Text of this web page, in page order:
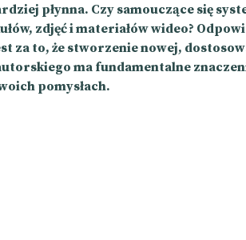
płynna. Czy samouczące się
zdjęć i materiałów wideo?
za to, że stworzenie nowej,
ma fundamentalne
pomysłach.